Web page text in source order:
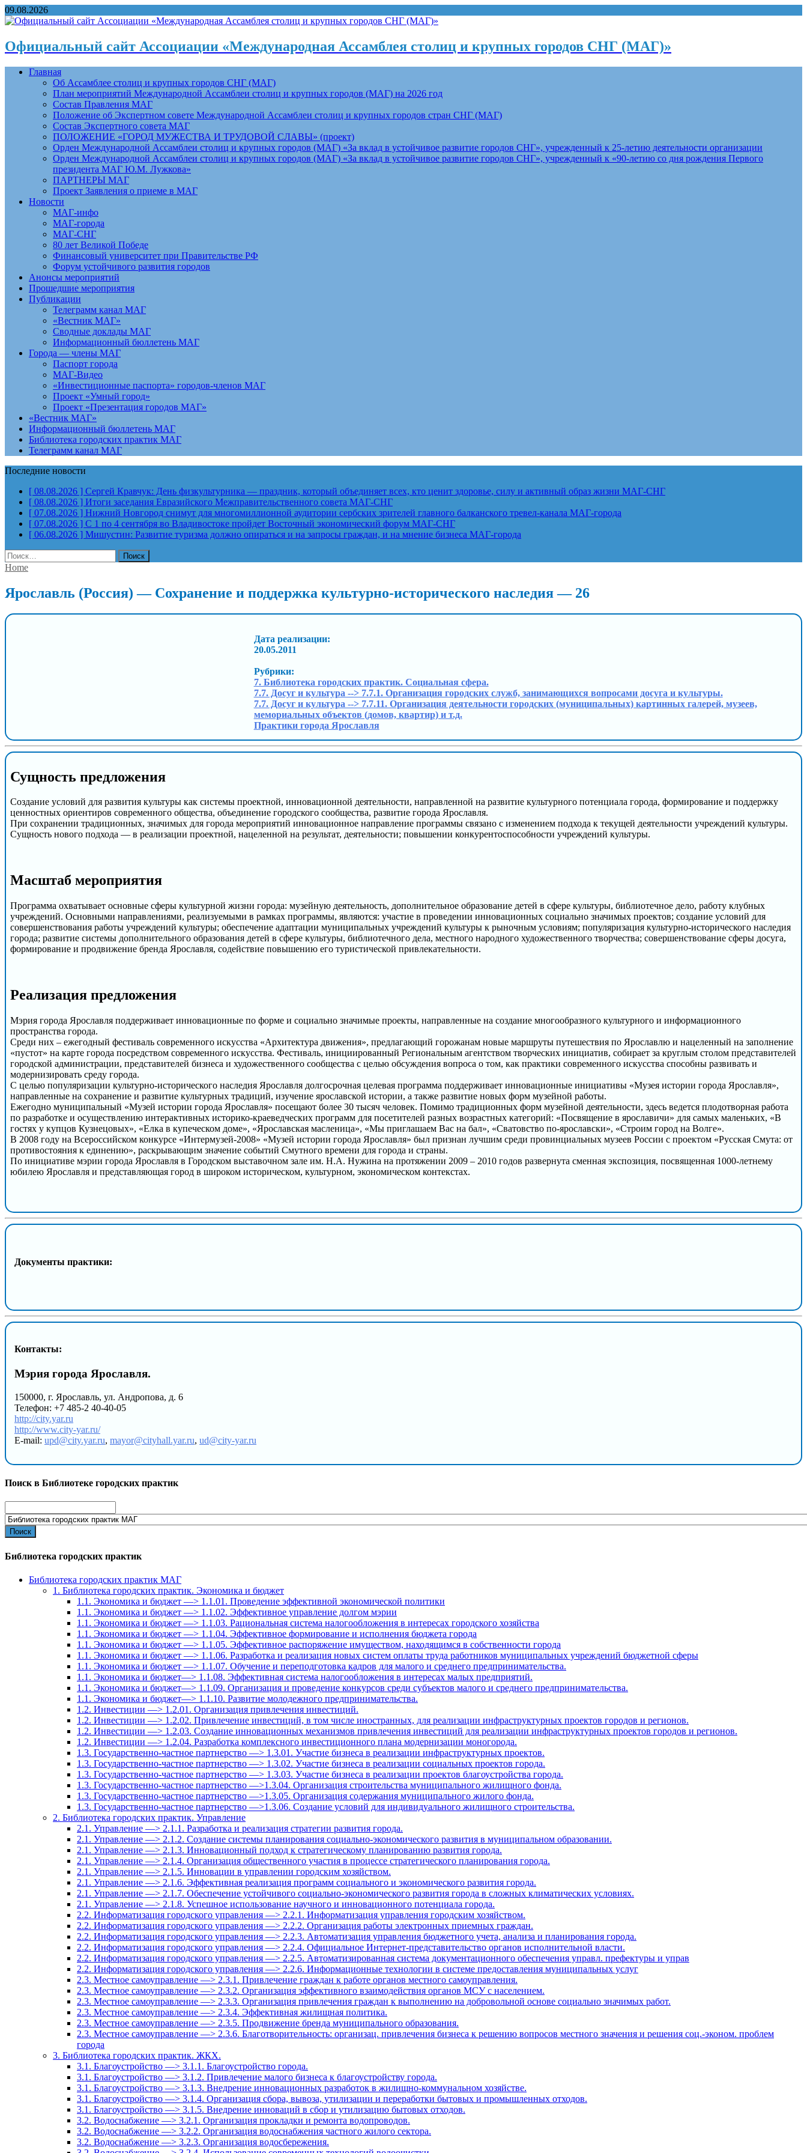
09.08.2026
Официальный сайт Ассоциации «Международная Ассамблея столиц и крупных городов СНГ (МАГ)»
Главная
Об Ассамблее столиц и крупных городов СНГ (МАГ)
План мероприятий Международной Ассамблеи столиц и крупных городов (МАГ) на 2026 год
Состав Правления МАГ
Положение об Экспертном совете Международной Ассамблеи столиц и крупных городов стран СНГ (МАГ)
Состав Экспертного совета МАГ
ПОЛОЖЕНИЕ «ГОРОД МУЖЕСТВА И ТРУДОВОЙ СЛАВЫ» (проект)
Орден Международной Ассамблеи столиц и крупных городов (МАГ) «За вклад в устойчивое развитие городов СНГ», учрежденный к 25-летию деятельности организации
Орден Международной Ассамблеи столиц и крупных городов (МАГ) «За вклад в устойчивое развитие городов СНГ», учрежденный к «90-летию со дня рождения Первого
президента МАГ Ю.М. Лужкова»
ПАРТНЕРЫ МАГ
Проект Заявления о приеме в МАГ
Новости
МАГ-инфо
МАГ-города
МАГ-СНГ
80 лет Великой Победе
Финансовый университет при Правительстве РФ
Форум устойчивого развития городов
Анонсы мероприятий
Прошедшие мероприятия
Публикации
Телеграмм канал МАГ
«Вестник МАГ»
Сводные доклады МАГ
Информационный бюллетень МАГ
Города — члены МАГ
Паспорт города
МАГ-Видео
«Инвестиционные паспорта» городов-членов МАГ
Проект «Умный город»
Проект «Презентация городов МАГ»
«Вестник МАГ»
Информационный бюллетень МАГ
Библиотека городских практик МАГ
Телеграмм канал МАГ
Последние новости
[ 08.08.2026 ] Сергей Кравчук: День физкультурника — праздник, который объединяет всех, кто ценит здоровье, силу и активный образ жизни МАГ-СНГ
[ 08.08.2026 ] Итоги заседания Евразийского Межправительственного совета МАГ-СНГ
[ 07.08.2026 ] Нижний Новгород снимут для многомиллионной аудитории сербских зрителей главного балканского тревел-канала МАГ-города
[ 07.08.2026 ] С 1 по 4 сентября во Владивостоке пройдет Восточный экономический форум МАГ-СНГ
[ 06.08.2026 ] Мишустин: Развитие туризма должно опираться и на запросы граждан, и на мнение бизнеса МАГ-города
Найти:
Home
Ярославль (Россия) — Сохранение и поддержка культурно-исторического наследия — 26
Дата реализации:
20.05.2011
Рубрики:
7. Библиотека городских практик. Социальная сфера.
7.7. Досуг и культура --> 7.7.1. Организация городских служб, занимающихся вопросами досуга и культуры.
7.7. Досуг и культура --> 7.7.11. Организация деятельности городских (муниципальных) картинных галерей, музеев,
мемориальных объектов (домов, квартир) и т.д.
Практики города Ярославля
Сущность предложения
Cоздание условий для развития культуры как системы проектной, инновационной деятельности, направленной на развитие культурного потенциала города, формирование и поддержку
ценностных ориентиров современного общества, объединение городского сообщества, развитие города Ярославля.
При сохранении традиционных, значимых для города мероприятий инновационное направление программы связано с изменением подхода к текущей деятельности учреждений культуры.
Сущность нового подхода — в реализации проектной, нацеленной на результат, деятельности; повышении конкурентоспособности учреждений культуры.
Масштаб мероприятия
Программа охватывает основные сферы культурной жизни города: музейную деятельность, дополнительное образование детей в сфере культуры, библиотечное дело, работу клубных
учреждений. Основными направлениями, реализуемыми в рамках программы, являются: участие в проведении инновационных социально значимых проектов; создание условий для
совершенствования работы учреждений культуры; обеспечение адаптации муниципальных учреждений культуры к рыночным условиям; популяризация культурно-исторического наследия
города; развитие системы дополнительного образования детей в сфере культуры, библиотечного дела, местного народного художественного творчества; совершенствование сферы досуга,
формирование и продвижение бренда Ярославля, содействие повышению его туристической привлекательности.
Реализация предложения
Мэрия города Ярославля поддерживает инновационные по форме и социально значимые проекты, направленные на создание многообразного культурного и информационного
пространства города.
Среди них – ежегодный фестиваль современного искусства «Архитектура движения», предлагающий горожанам новые маршруты путешествия по Ярославлю и нацеленный на заполнение
«пустот» на карте города посредством современного искусства. Фестиваль, инициированный Региональным агентством творческих инициатив, собирает за круглым столом представителей
городской администрации, представителей бизнеса и художественного сообщества с целью обсуждения вопроса о том, как практики современного искусства способны развивать и
модернизировать среду города.
С целью популяризации культурно-исторического наследия Ярославля долгосрочная целевая программа поддерживает инновационные инициативы «Музея истории города Ярославля»,
направленные на сохранение и развитие культурных традиций, изучение ярославской истории, а также развитие новых форм музейной работы.
Ежегодно муниципальный «Музей истории города Ярославля» посещают более 30 тысяч человек. Помимо традиционных форм музейной деятельности, здесь ведется плодотворная работа
по разработке и осуществлению интерактивных историко-краеведческих программ для посетителей разных возрастных категорий: «Посвящение в ярославичи» для самых маленьких, «В
гостях у купцов Кузнецовых», «Елка в купеческом доме», «Ярославская масленица», «Мы приглашаем Вас на бал», «Сватовство по-ярославски», «Строим город на Волге».
В 2008 году на Всероссийском конкурсе «Интермузей-2008» «Музей истории города Ярославля» был признан лучшим среди провинциальных музеев России с проектом «Русская Смута: от
противостояния к единению», раскрывающим значение событий Смутного времени для города и страны.
По инициативе мэрии города Ярославля в Городском выставочном зале им. Н.А. Нужина на протяжении 2009 – 2010 годов развернута сменная экспозиция, посвященная 1000-летнему
юбилею Ярославля и представляющая город в широком историческом, культурном, экономическом контекстах.
Документы практики:
Контакты:
Мэрия города Ярославля.
150000, г. Ярославль, ул. Андропова, д. 6
Телефон: +7 485-2 40-40-05
http://city.yar.ru
http://www.city-yar.ru/
E-mail: upd@city.yar.ru, mayor@cityhall.yar.ru, ud@city-yar.ru
Поиск в Библиотеке городских практик
for:
Библиотека городских практик
Библиотека городских практик МАГ
1. Библиотека городских практик. Экономика и бюджет
1.1. Экономика и бюджет —> 1.1.01. Проведение эффективной экономической политики
1.1. Экономика и бюджет —> 1.1.02. Эффективное управление долгом мэрии
1.1. Экономика и бюджет —> 1.1.03. Рациональная система налогообложения в интересах городского хозяйства
1.1. Экономика и бюджет —> 1.1.04. Эффективное формирование и исполнения бюджета города
1.1. Экономика и бюджет —> 1.1.05. Эффективное распоряжение имуществом, находящимся в собственности города
1.1. Экономика и бюджет —> 1.1.06. Разработка и реализация новых систем оплаты труда работников муниципальных учреждений бюджетной сферы
1.1. Экономика и бюджет —> 1.1.07. Обучение и переподготовка кадров для малого и среднего предпринимательства.
1.1. Экономика и бюджет—> 1.1.08. Эффективная система налогообложения в интересах малых предприятий.
1.1. Экономика и бюджет—> 1.1.09. Организация и проведение конкурсов среди субъектов малого и среднего предпринимательства.
1.1. Экономика и бюджет—> 1.1.10. Развитие молодежного предпринимательства.
1.2. Инвестиции —> 1.2.01. Организация привлечения инвестиций.
1.2. Инвестиции —> 1.2.02. Привлечение инвестиций, в том числе иностранных, для реализации инфраструктурных проектов городов и регионов.
1.2. Инвестиции —> 1.2.03. Создание инновационных механизмов привлечения инвестиций для реализации инфраструктурных проектов городов и регионов.
1.2. Инвестиции —> 1.2.04. Разработка комплексного инвестиционного плана модернизации моногорода.
1.3. Государственно-частное партнерство —> 1.3.01. Участие бизнеса в реализации инфраструктурных проектов.
1.3. Государственно-частное партнерство —> 1.3.02. Участие бизнеса в реализации социальных проектов города.
1.3. Государственно-частное партнерство —> 1.3.03. Участие бизнеса в реализации проектов благоустройства города.
1.3. Государственно-частное партнерство —>1.3.04. Организация строительства муниципального жилищного фонда.
1.3. Государственно-частное партнерство —>1.3.05. Организация содержания муниципального жилого фонда.
1.3. Государственно-частное партнерство —>1.3.06. Создание условий для индивидуального жилищного строительства.
2. Библиотека городских практик. Управление
2.1. Управление —> 2.1.1. Разработка и реализация стратегии развития города.
2.1. Управление —> 2.1.2. Создание системы планирования социально-экономического развития в муниципальном образовании.
2.1. Управление —> 2.1.3. Инновационный подход к стратегическому планированию развития города.
2.1. Управление —> 2.1.4. Организация общественного участия в процессе стратегического планирования города.
2.1. Управление —> 2.1.5. Инновации в управлении городским хозяйством.
2.1. Управление —> 2.1.6. Эффективная реализация программ социального и экономического развития города.
2.1. Управление —> 2.1.7. Обеспечение устойчивого социально-экономического развития города в сложных климатических условиях.
2.1. Управление —> 2.1.8. Успешное использование научного и инновационного потенциала города.
2.2. Информатизация городского управления —> 2.2.1. Информатизация управления городским хозяйством.
2.2. Информатизация городского управления —> 2.2.2. Организация работы электронных приемных граждан.
2.2. Информатизация городского управления —> 2.2.3. Автоматизация управления бюджетного учета, анализа и планирования города.
2.2. Информатизация городского управления —> 2.2.4. Официальное Интернет-представительство органов исполнительной власти.
2.2. Информатизация городского управления —> 2.2.5. Автоматизированная система документационного обеспечения управл. префектуры и управ
2.2. Информатизация городского управления —> 2.2.6. Информационные технологии в системе предоставления муниципальных услуг
2.3. Местное самоуправление —> 2.3.1. Привлечение граждан к работе органов местного самоуправления.
2.3. Местное самоуправление —> 2.3.2. Организация эффективного взаимодействия органов МСУ с населением.
2.3. Местное самоуправление —> 2.3.3. Организация привлечения граждан к выполнению на добровольной основе социально значимых работ.
2.3. Местное самоуправление —> 2.3.4. Эффективная жилищная политика.
2.3. Местное самоуправление —> 2.3.5. Продвижение бренда муниципального образования.
2.3. Местное самоуправление —> 2.3.6. Благотворительность: организац. привлечения бизнеса к решению вопросов местного значения и решения соц.-эконом. проблем
города
3. Библиотека городских практик. ЖКХ.
3.1. Благоустройство —> 3.1.1. Благоустройство города.
3.1. Благоустройство —> 3.1.2. Привлечение малого бизнеса к благоустройству города.
3.1. Благоустройство —> 3.1.3. Внедрение инновационных разработок в жилищно-коммунальном хозяйстве.
3.1. Благоустройство —> 3.1.4. Организация сбора, вывоза, утилизации и переработки бытовых и промышленных отходов.
3.1. Благоустройство —> 3.1.5. Внедрение инноваций в сбор и утилизацию бытовых отходов.
3.2. Водоснабжение —> 3.2.1. Организация прокладки и ремонта водопроводов.
3.2. Водоснабжение —> 3.2.2. Организация водоснабжения частного жилого сектора.
3.2. Водоснабжение —> 3.2.3. Организация водосбережения.